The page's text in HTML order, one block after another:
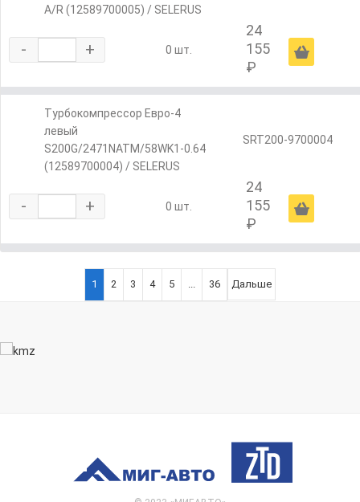
A/R (12589700005) / SELERUS
- + 0 шт.
24
155
₽
Ä
Турбокомпрессор Евро-4
левый
S200G/2471NATM/58WK1-0.64
(12589700004) / SELERUS
SRT200-9700004
- + 0 шт.
24
155
₽
Ä
1 2 3 4 5 ... 36 Дальше